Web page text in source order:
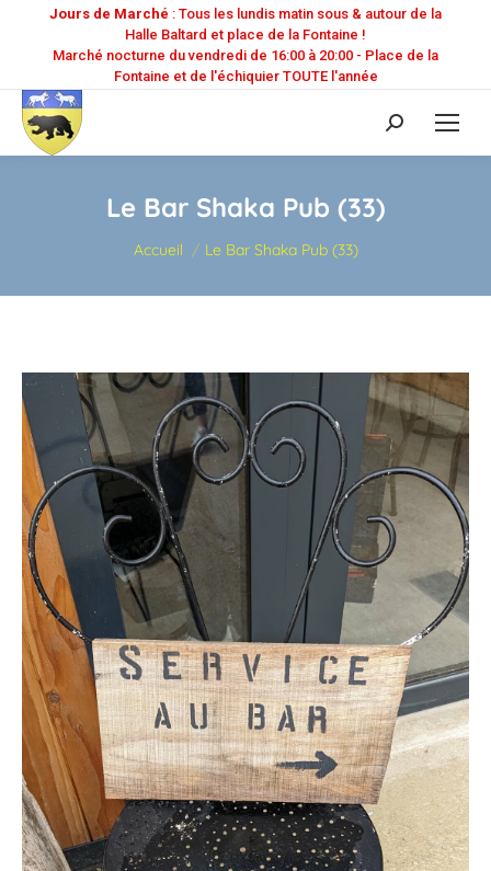
Jours de Marché : Tous les lundis matin sous & autour de la
Halle Baltard et place de la Fontaine !
Marché nocturne du vendredi de 16:00 à 20:00 - Place de la
Fontaine et de l'échiquier TOUTE l'année
Recherche
:
Le Bar Shaka Pub (33)
Vous êtes ici :
Accueil Le Bar Shaka Pub (33)